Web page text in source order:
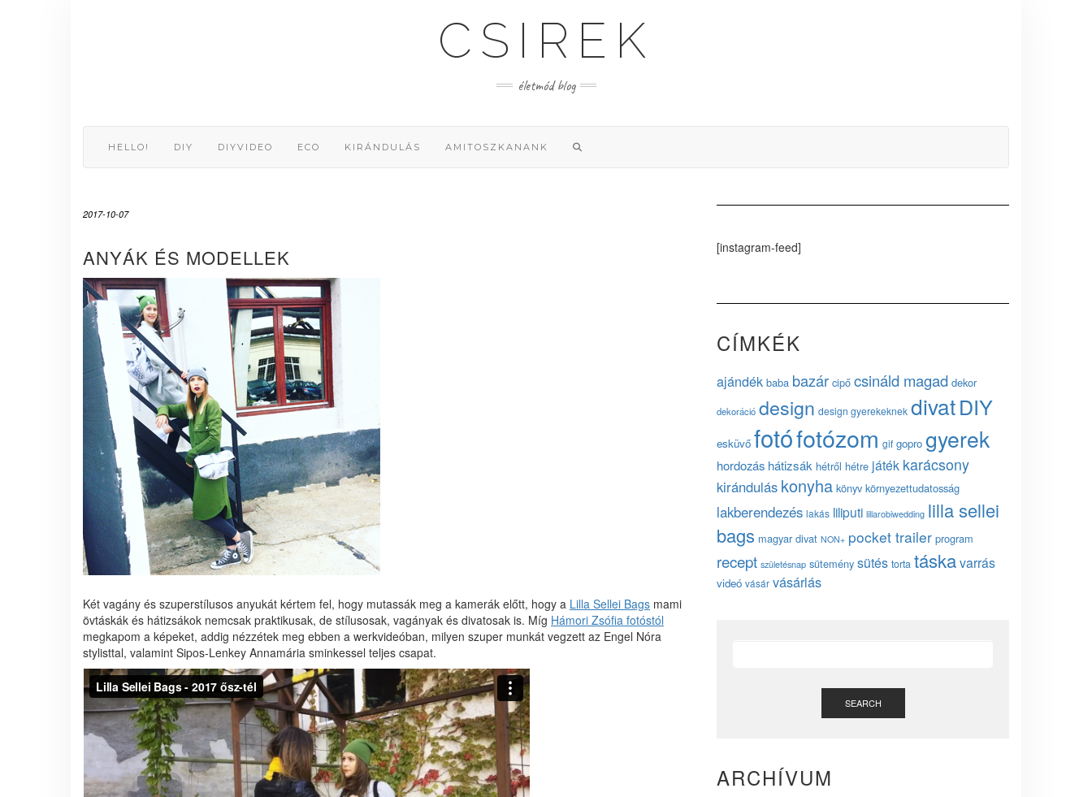
CSIREK
életmód blog
HELLO! DIY DIYVIDEO ECO KIRÁNDULÁS AMITOSZKANANK
2017-10-07
ANYÁK ÉS MODELLEK
Két vagány és szuperstílusos anyukát kértem fel, hogy mutassák meg a kamerák előtt, hogy a Lilla Sellei Bags mami
övtáskák és hátizsákok nemcsak praktikusak, de stílusosak, vagányak és divatosak is. Míg Hámori Zsófia fotóstól
megkapom a képeket, addig nézzétek meg ebben a werkvideóban, milyen szuper munkát vegzett az Engel Nóra
stylisttal, valamint Sipos-Lenkey Annamária sminkessel teljes csapat.
[instagram-feed]
CÍMKÉK
ajándék baba bazár cipő csináld magad dekor
dekoráció design design gyerekeknek divatDIY
esküvő fotófotózom gif gopro gyerek
hordozás hátizsák hétről hétre játék karácsony
kirándulás konyha könyv környezettudatosság
lakberendezés lakás liliputi lillarobiwedding lilla sellei
bags magyar divat NON+ pocket trailer program
recept születésnap sütemény sütés torta táskavarrás
videó vásár vásárlás
SEARCH
ARCHÍVUM